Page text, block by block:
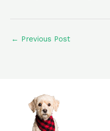
← Previous Post